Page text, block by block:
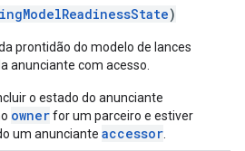
)
prontidão do modelo de lances
anunciante com acesso.
o estado do anunciante
ownerfor um parceiro e estiver
um anunciante accessor